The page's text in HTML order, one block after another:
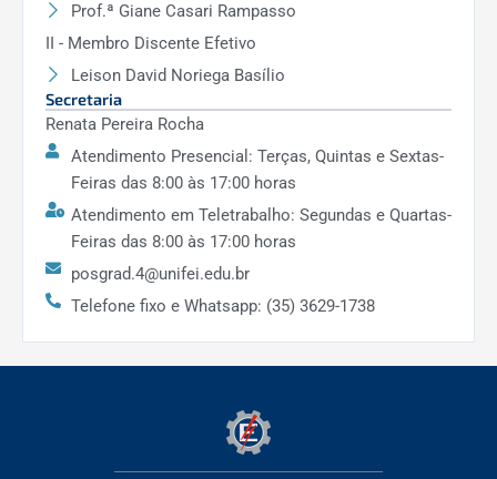
Prof.ª Giane Casari Rampasso
II - Membro Discente Efetivo
Leison David Noriega Basílio
Secretaria
Renata Pereira Rocha
Atendimento Presencial: Terças, Quintas e Sextas-
Feiras das 8:00 às 17:00 horas
Atendimento em Teletrabalho: Segundas e Quartas-
Feiras das 8:00 às 17:00 horas
posgrad.4@unifei.edu.br
Telefone fixo e Whatsapp: (35) 3629-1738